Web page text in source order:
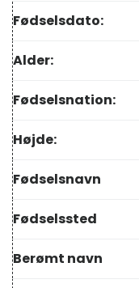
Fødselsdato:
Alder:
Fødselsnation:
Højde:
Fødselsnavn
Fødselssted
Berømt navn